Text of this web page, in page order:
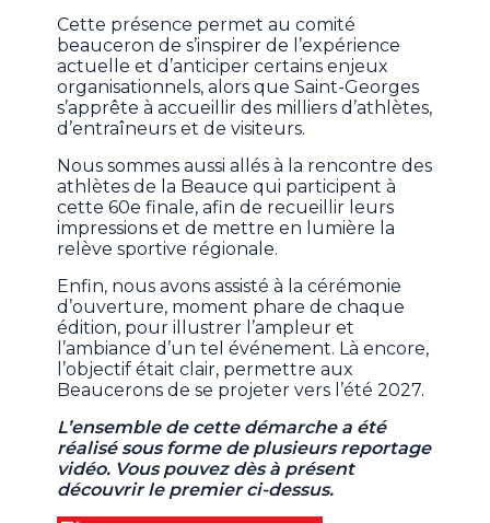
Cette présence permet au comité
beauceron de s’inspirer de l’expérience
actuelle et d’anticiper certains enjeux
organisationnels, alors que Saint-Georges
s’apprête à accueillir des milliers d’athlètes,
d’entraîneurs et de visiteurs.
Nous sommes aussi allés à la rencontre des
athlètes de la Beauce qui participent à
cette 60e finale, afin de recueillir leurs
impressions et de mettre en lumière la
relève sportive régionale.
Enfin, nous avons assisté à la cérémonie
d’ouverture, moment phare de chaque
édition, pour illustrer l’ampleur et
l’ambiance d’un tel événement. Là encore,
l’objectif était clair, permettre aux
Beaucerons de se projeter vers l’été 2027.
L’ensemble de cette démarche a été
réalisé sous forme de plusieurs reportage
vidéo. Vous pouvez dès à présent
découvrir le premier ci-dessus.